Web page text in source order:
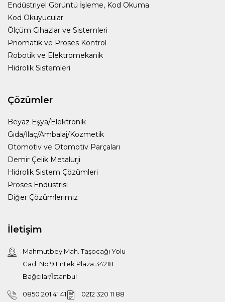
Endüstriyel Görüntü İşleme, Kod Okuma
Kod Okuyucular
Ölçüm Cihazlar ve Sistemleri
Pnömatik ve Proses Kontrol
Robotik ve Elektromekanik
Hidrolik Sistemleri
Çözümler
Beyaz Eşya/Elektronik
Gıda/İlaç/Ambalaj/Kozmetik
Otomotiv ve Otomotiv Parçaları
Demir Çelik Metalurji
Hidrolik Sistem Çözümleri
Proses Endüstrisi
Diğer Çözümlerimiz
İletişim
Mahmutbey Mah. Taşocağı Yolu
Cad. No:9 Entek Plaza 34218
Bağcılar/İstanbul
0850 201 41 41 0212 320 11 88